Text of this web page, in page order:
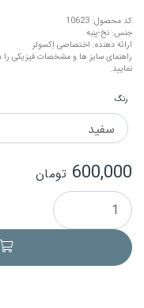
کد محصول: 10623
جنس: نخ-پنبه
ارائه دهنده: اختصاصی اِکسولز
راهنمای سایز ها و مشخصات فیزیکی
نمایید.
رنگ
600,000 تومان